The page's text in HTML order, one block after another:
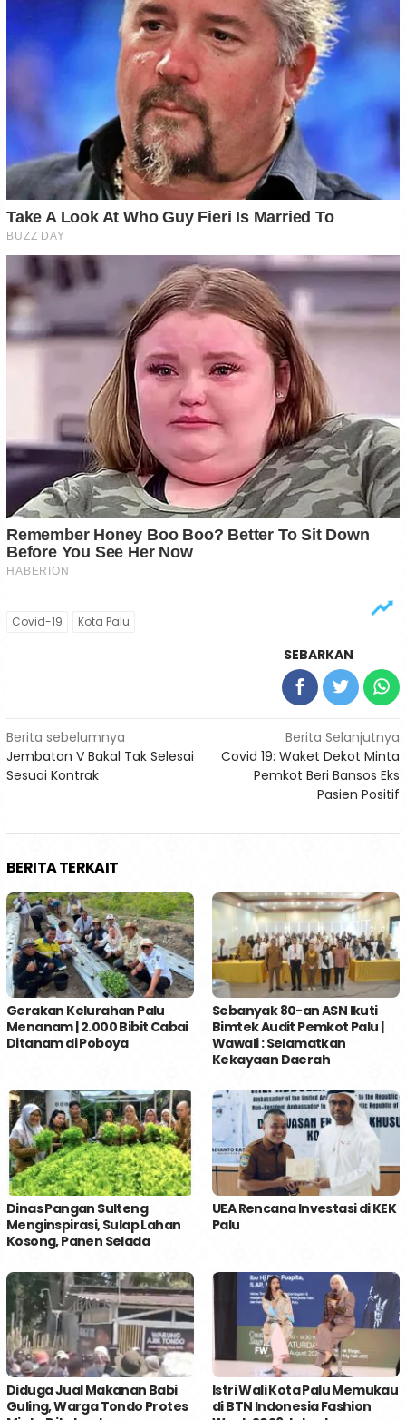
Covid-19 Kota Palu
SEBARKAN
Navigasi
pos
Berita sebelumnya
Jembatan V Bakal Tak Selesai
Sesuai Kontrak
Berita Selanjutnya
Covid 19: Waket Dekot Minta
Pemkot Beri Bansos Eks
Pasien Positif
BERITA TERKAIT
Gerakan Kelurahan Palu
Menanam | 2.000 Bibit Cabai
Ditanam di Poboya
Sebanyak 80-an ASN Ikuti
Bimtek Audit Pemkot Palu |
Wawali : Selamatkan
Kekayaan Daerah
Dinas Pangan Sulteng
Menginspirasi, Sulap Lahan
Kosong, Panen Selada
UEA Rencana Investasi di KEK
Palu
Diduga Jual Makanan Babi
Guling, Warga Tondo Protes
Istri Wali Kota Palu Memukau
di BTN Indonesia Fashion